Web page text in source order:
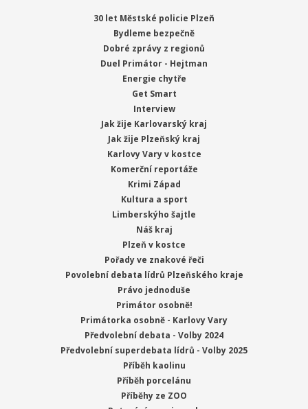
30 let Městské policie Plzeň
Bydleme bezpečně
Dobré zprávy z regionů
Duel Primátor - Hejtman
Energie chytře
Get Smart
Interview
Jak žije Karlovarský kraj
Jak žije Plzeňský kraj
Karlovy Vary v kostce
Komerční reportáže
Krimi Západ
Kultura a sport
Limberskýho šajtle
Náš kraj
Plzeň v kostce
Pořady ve znakové řeči
Povolební debata lídrů Plzeňského kraje
Právo jednoduše
Primátor osobně!
Primátorka osobně - Karlovy Vary
Předvolební debata - Volby 2024
Předvolební superdebata lídrů - Volby 2025
Příběh kaolinu
Příběh porcelánu
Příběhy ze ZOO